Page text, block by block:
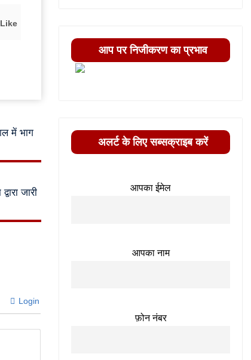
Like
में भाग
जारी
Login
आप पर निजीकरण का प्रभाव
अलर्ट के लिए सब्सक्राइब करें
आपका ईमेल
आपका नाम
फ़ोन नंबर